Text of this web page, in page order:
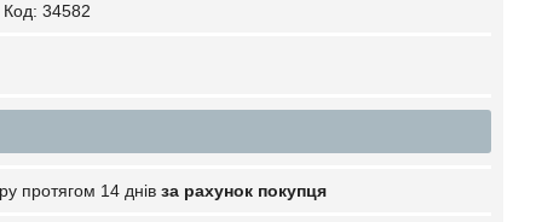
Код: 34582
протягом 14 днів за рахунок покупця